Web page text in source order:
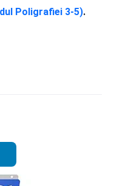
Poligrafiei 3-5).